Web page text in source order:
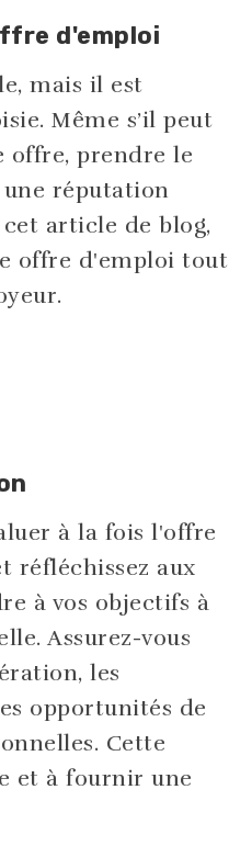
d'emploi
mais il est
Même s’il peut
offre, prendre le
réputation
article de blog,
offre d'emploi tout
à la fois l'offre
réfléchissez aux
à vos objectifs à
Assurez-vous
les
opportunités de
Cette
et à fournir une